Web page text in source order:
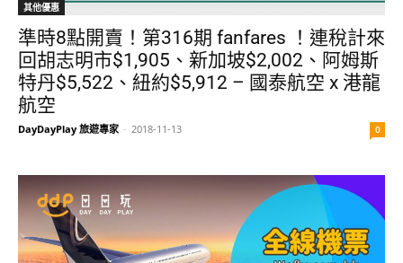
其他優惠
準時8點開賣！第316期 fanfares ！連稅計來
回胡志明市$1,905、新加坡$2,002、阿姆斯
特丹$5,522、紐約$5,912 – 國泰航空 x 港龍
航空
DayDayPlay 旅遊專家 - 2018-11-13 0